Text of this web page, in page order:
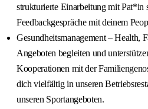
strukturierte Einarbeitung mit Pat*in
Feedbackgespräche mit deinem
Gesundheitsmanagement – Health,
Angeboten begleiten und
Kooperationen mit der
dich vielfältig in unseren
unseren Sportangeboten.